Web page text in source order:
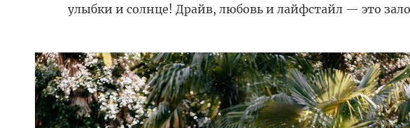
улыбки и солнце! Драйв, любовь и лайфстайл — это